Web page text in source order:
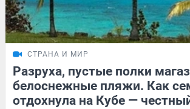
СТРАНА И МИР
Разруха, пустые полки
белоснежные пляжи. Как
отдохнула на Кубе —